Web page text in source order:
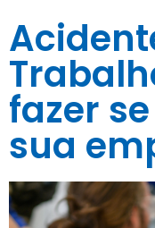
fazer
sua